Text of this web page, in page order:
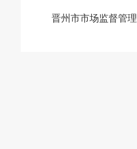
晋州市市场监督管